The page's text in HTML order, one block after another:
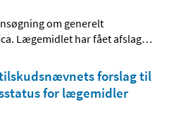
om generelt
Lægemidlet har fået afslag…
forslag til
for lægemidler